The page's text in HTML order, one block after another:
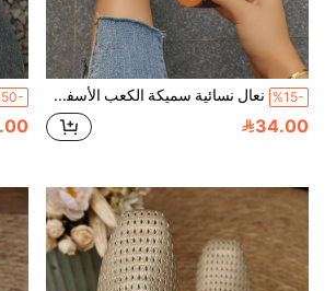
%15- نعال نسائية سميكة الكعب الأسفل ناعمة، صنادل صيفية جديدة للخارج عصرية بمقاسات كبيرة، صنادل شاطئ خيالية، ضروريات السفر
34.00